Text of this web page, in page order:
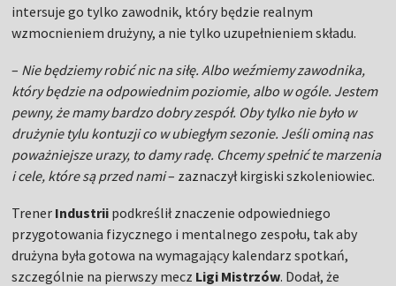
intersuje go tylko zawodnik, który będzie realnym
wzmocnieniem drużyny, a nie tylko uzupełnieniem składu.
– Nie będziemy robić nic na siłę. Albo weźmiemy zawodnika,
który będzie na odpowiednim poziomie, albo w ogóle. Jestem
pewny, że mamy bardzo dobry zespół. Oby tylko nie było w
drużynie tylu kontuzji co w ubiegłym sezonie. Jeśli ominą nas
poważniejsze urazy, to damy radę. Chcemy spełnić te marzenia
i cele, które są przed nami– zaznaczył kirgiski szkoleniowiec.
Trener Industrii podkreślił znaczenie odpowiedniego
przygotowania fizycznego i mentalnego zespołu, tak aby
drużyna była gotowa na wymagający kalendarz spotkań,
szczególnie na pierwszy mecz Ligi Mistrzów. Dodał, że